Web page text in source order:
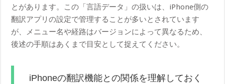
とがあります。この「言語データ」の扱いは、iPhone側の
翻訳アプリの設定で管理することが多いとされています
が、メニュー名や経路はバージョンによって異なるため、
後述の手順はあくまで目安として捉えてください。
iPhoneの翻訳機能との関係を理解しておく